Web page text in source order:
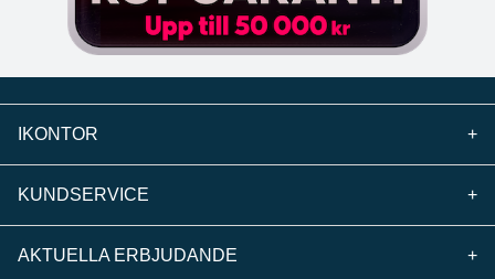
IKONTOR +
KUNDSERVICE +
AKTUELLA ERBJUDANDE +